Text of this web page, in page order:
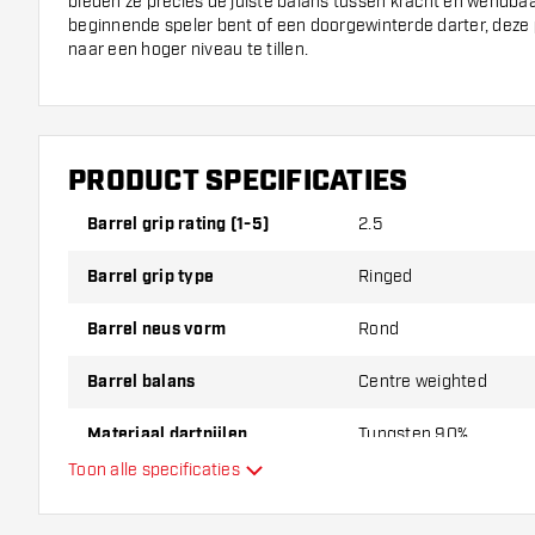
beginnende speler bent of een doorgewinterde darter, deze
naar een hoger niveau te tillen.
Naast de technische eigenschappen valt het design van
stoere en stijlvolle uitstraling. Bovendien zorgen de steel en
Nozarashizakura 90% kies je voor kwaliteit en uitstraling in
PRODUCT SPECIFICATIES
Barrel grip rating (1-5) 2.5
Barrel grip type Ringed
Barrel neus vorm Rond
Barrel balans Centre weighted
Materiaal dartpijlen Tungsten 90%
Toon alle specificaties